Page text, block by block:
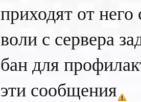
приходят от
воли с сервера
бан для
эти сообщения